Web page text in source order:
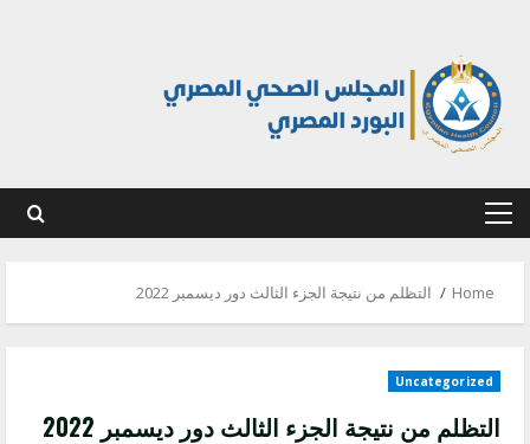
Primary
Home التظلم من نتيجة الجزء الثالث دور ديسمبر 2022
Uncategorized
التظلم من نتيجة الجزء الثالث دور ديسمبر 2022